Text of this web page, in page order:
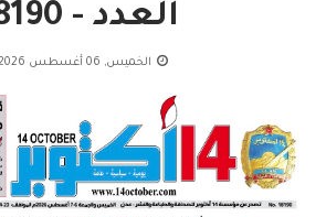
العدد - 18190
الخميس, 06 أغسطس 2026